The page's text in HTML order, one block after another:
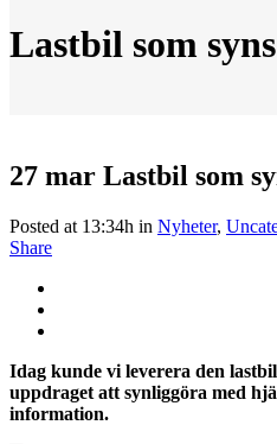
Lastbil som syns
27 mar Lastbil som
Posted at 13:34h in Nyheter,
Share
Idag kunde vi leverera den
uppdraget att synliggöra med
information.